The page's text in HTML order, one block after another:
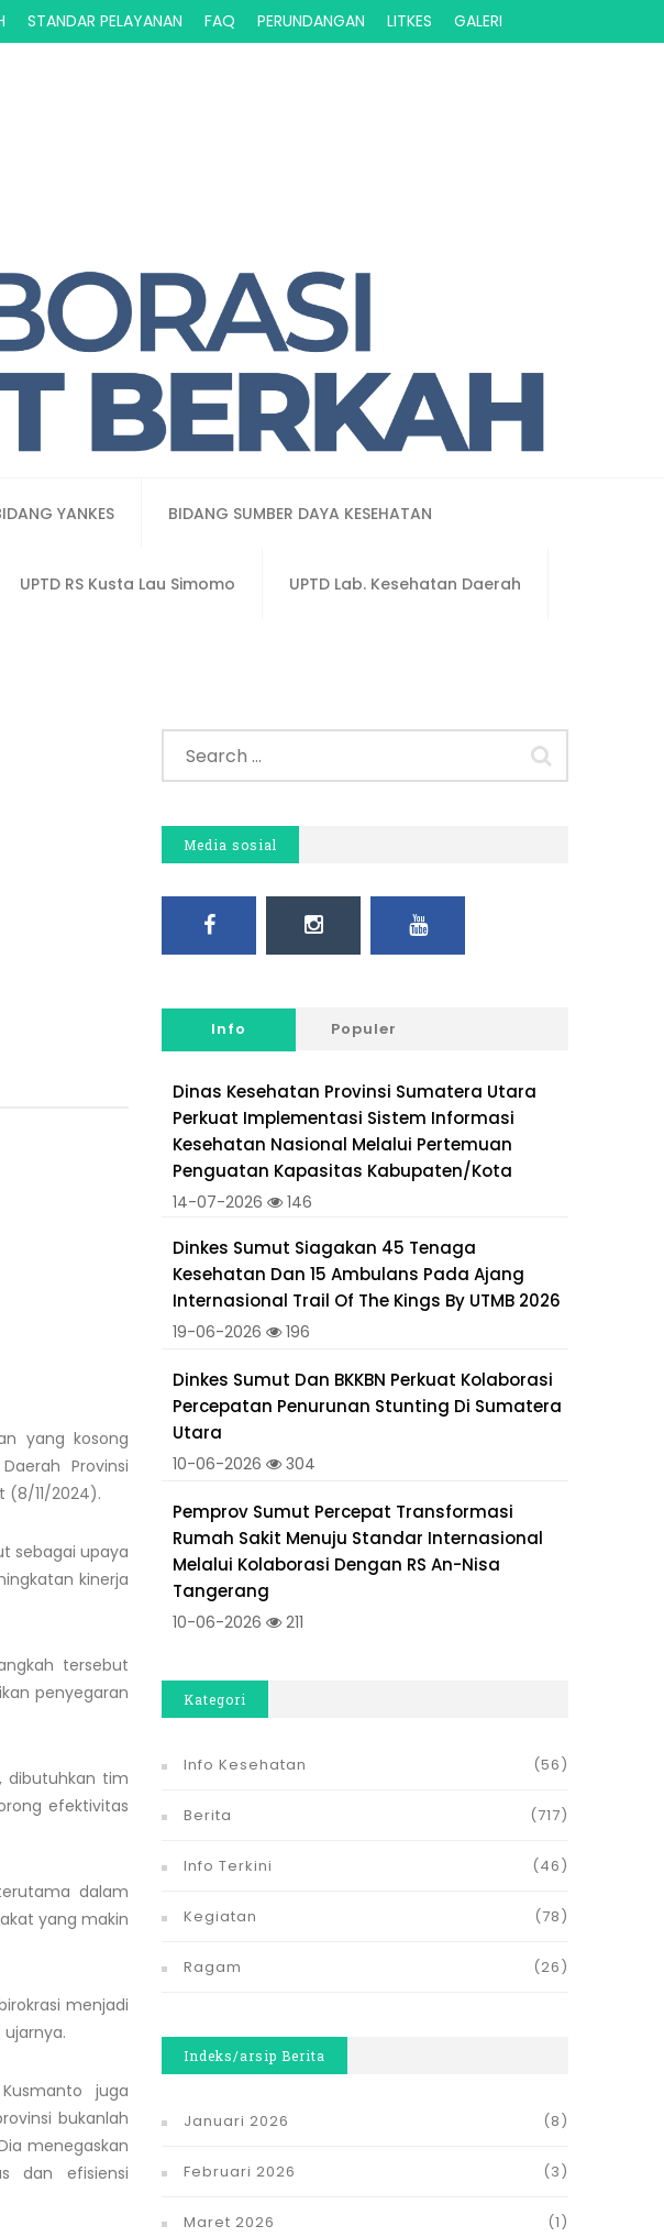
STANDAR PELAYANAN FAQ PERUNDANGAN LITKES GALERI
YANKES BIDANG SUMBER DAYA KESEHATAN
UPTD RS Kusta Lau Simomo UPTD Lab. Kesehatan Daerah
yang kosong
Provinsi
(8/11/2024).
sebagai upaya
kinerja
tersebut
penyegaran
dibutuhkan tim
efektivitas
dalam
yang makin
menjadi
juga
bukanlah
menegaskan
dan efisiensi
Media sosial
Info Populer
Dinas Kesehatan Provinsi Sumatera Utara
Perkuat Implementasi Sistem Informasi
Kesehatan Nasional Melalui Pertemuan
Penguatan Kapasitas Kabupaten/Kota
14-07-2026 146
Dinkes Sumut Siagakan 45 Tenaga
Kesehatan Dan 15 Ambulans Pada Ajang
Internasional Trail Of The Kings By UTMB 2026
19-06-2026 196
Dinkes Sumut Dan BKKBN Perkuat Kolaborasi
Percepatan Penurunan Stunting Di Sumatera
Utara
10-06-2026 304
Pemprov Sumut Percepat Transformasi
Rumah Sakit Menuju Standar Internasional
Melalui Kolaborasi Dengan RS An-Nisa
Tangerang
10-06-2026 211
Kategori
Info Kesehatan (56)
Berita (717)
Info Terkini (46)
Kegiatan (78)
Ragam (26)
Indeks/arsip Berita
Januari 2026 (8)
Februari 2026 (3)
Maret 2026 (1)